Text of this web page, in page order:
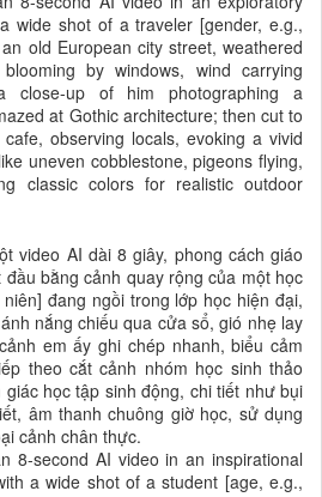
wide shot of a traveler [gender, e.g.,
old European city street, weathered
by windows, wind carrying
up of him photographing a
at Gothic architecture; then cut to
observing locals, evoking a vivid
uneven cobblestone, pigeons flying,
classic colors for realistic outdoor
video AI dài 8 giây, phong cách giáo
bằng cảnh quay rộng của một học
đang ngồi trong lớp học hiện đại,
nắng chiếu qua cửa sổ, gió nhẹ lay
em ấy ghi chép nhanh, biểu cảm
theo cắt cảnh nhóm học sinh thảo
học tập sinh động, chi tiết như bụi
âm thanh chuông giờ học, sử dụng
cảnh chân thực.
8-second AI video in an inspirational
a wide shot of a student [age, e.g.,